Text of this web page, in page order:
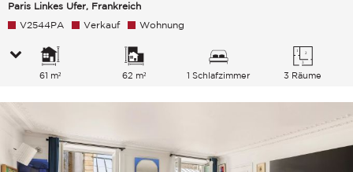
Paris Linkes Ufer, Frankreich
V2544PA Verkauf Wohnung
61 m² 62 m² 1 Schlafzimmer 3 Räume